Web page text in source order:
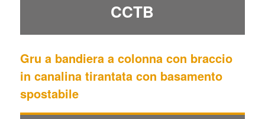
CCTB
Gru a bandiera a colonna con braccio
in canalina tirantata con basamento
spostabile